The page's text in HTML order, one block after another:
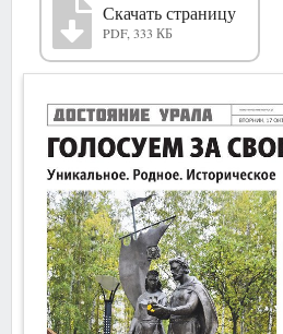
Скачать страницу
PDF, 333 КБ